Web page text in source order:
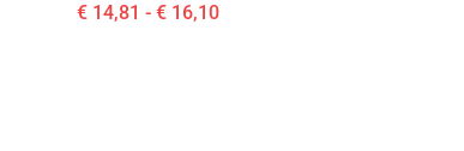
€ 14,81 - € 16,10